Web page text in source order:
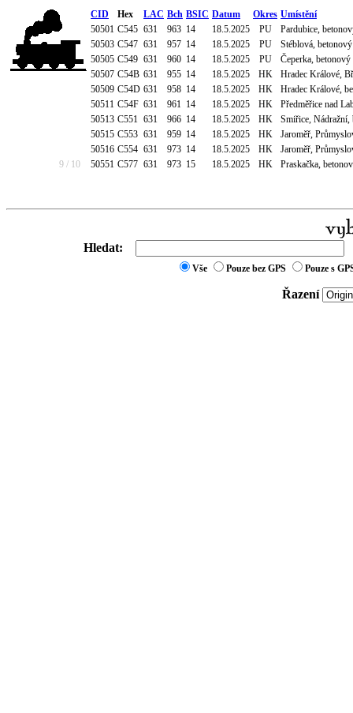
CID Hex LAC Bch BSIC Datum Okres Umístění
50501 C545 631 963 14 18.5.2025 PU
Pardubice,
50503 C547 631 957 14 18.5.2025 PU
Stéblová,
50505 C549 631 960 14 18.5.2025 PU
Čeperka, betonový
50507 C54B 631 955 14 18.5.2025 HK
Hradec Králové,
50509 C54D 631 958 14 18.5.2025 HK
Hradec Králové,
50511 C54F 631 961 14 18.5.2025 HK
Předměřice nad
50513 C551 631 966 14 18.5.2025 HK
Smiřice, Nádražní,
50515 C553 631 959 14 18.5.2025 HK
Jaroměř,
50516 C554 631 973 14 18.5.2025 HK
Jaroměř,
9 / 10
50551 C577 631 973 15 18.5.2025 HK Praskačka,
Hledat:
Vše Pouze bez GPS Pouze s
Řazení